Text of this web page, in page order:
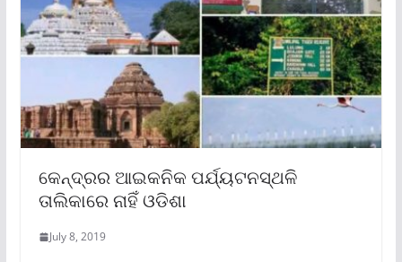
କେନ୍ଦ୍ରର ଆଇକନିକ ପର୍ଯ୍ୟଟନସ୍ଥଳି
ତାଲିକାରେ ନାହିଁ ଓଡିଶା
July 8, 2019